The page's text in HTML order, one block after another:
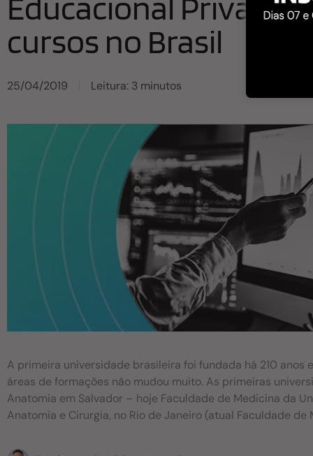
cursos no Brasil
25/04/2019 Leitura: 3 minutos
A primeira universidade brasileira foi fundada há 210 anos
áreas de formações não mudou muito. As primeiras
Anatomia em Salvador – hoje Faculdade de Medicina da
Anatomia e Cirurgia, no Rio de Janeiro (atual Faculdade
Nacional de Engenharia da UFRJ). Seguindo este fluxo, a